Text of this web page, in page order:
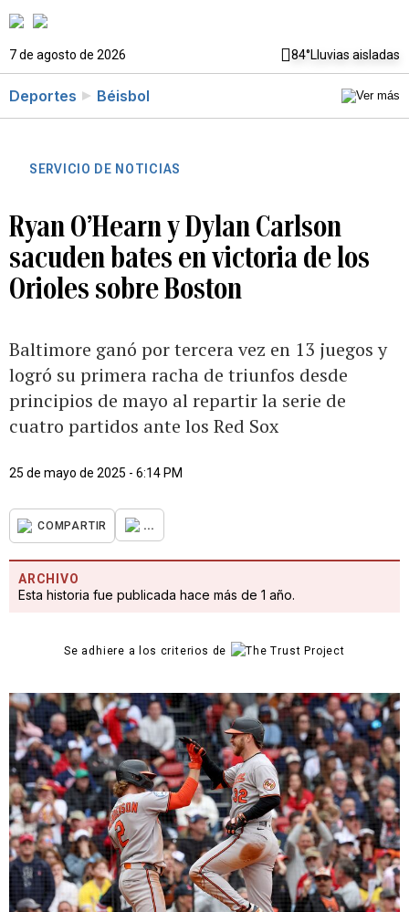
7 de agosto de 2026 84°Lluvias aisladas
Deportes Béisbol
SERVICIO DE NOTICIAS
Ryan O’Hearn y Dylan Carlson
sacuden bates en victoria de los
Orioles sobre Boston
Baltimore ganó por tercera vez en 13 juegos y
logró su primera racha de triunfos desde
principios de mayo al repartir la serie de
cuatro partidos ante los Red Sox
25 de mayo de 2025 - 6:14 PM
COMPARTIR ...
ARCHIVO
Esta historia fue publicada hace más de 1 año.
Se adhiere a los criterios de